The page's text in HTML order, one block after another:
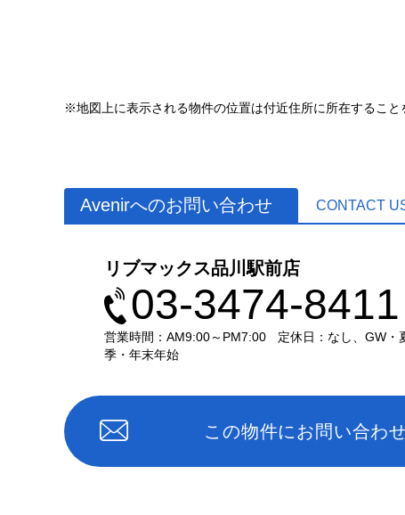
※地図上に表示される物件の位置は付近住所に所在するこ
Avenirへのお問い合わせ CONTACT
リブマックス品川駅前店
03-3474-8411
営業時間：AM9:00～PM7:00
定休日：なし、GW・
季・年末年始
この物件にお問い合わ